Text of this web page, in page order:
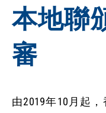
本地聯
審
由2019年10月起